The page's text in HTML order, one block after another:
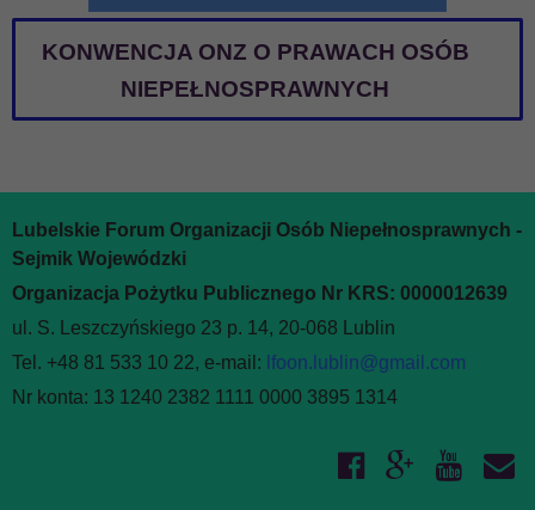
KONWENCJA ONZ O PRAWACH OSÓB
NIEPEŁNOSPRAWNYCH
Lubelskie Forum Organizacji Osób Niepełnosprawnych -
Sejmik Wojewódzki
Organizacja Pożytku Publicznego Nr KRS: 0000012639
ul. S. Leszczyńskiego 23 p. 14, 20-068 Lublin
Tel. +48 81 533 10 22, e-mail: lfoon.lublin@gmail.com
Nr konta: 13 1240 2382 1111 0000 3895 1314